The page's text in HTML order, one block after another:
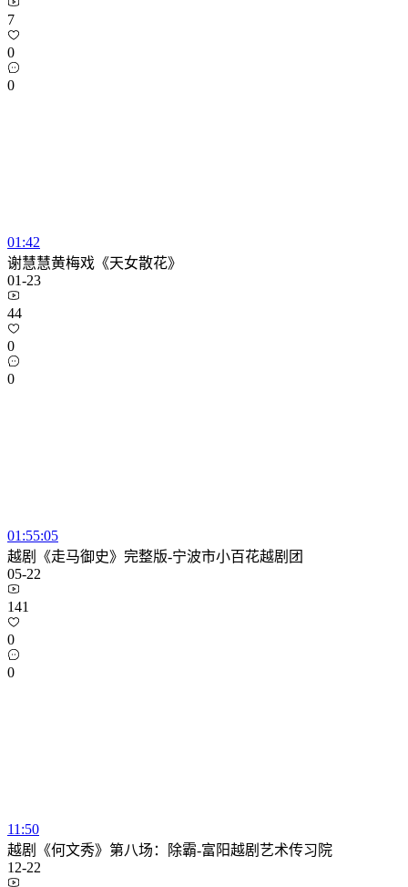
7
0
0
01:42
谢慧慧黄梅戏《天女散花》
01-23
44
0
0
01:55:05
越剧《走马御史》完整版-宁波市小百花越剧团
05-22
141
0
0
11:50
越剧《何文秀》第八场：除霸-富阳越剧艺术传习院
12-22